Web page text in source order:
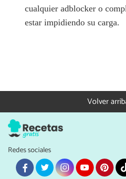
cualquier adblocker o
estar impidiendo su carga.
Volver
Redes sociales